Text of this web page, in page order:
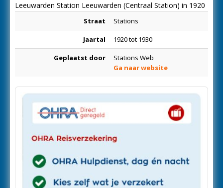
Leeuwarden Station Leeuwarden (Centraal Station) in 1920
Straat Stations
Jaartal 1920 tot 1930
Geplaatst door
Stations Web
Ga naar website